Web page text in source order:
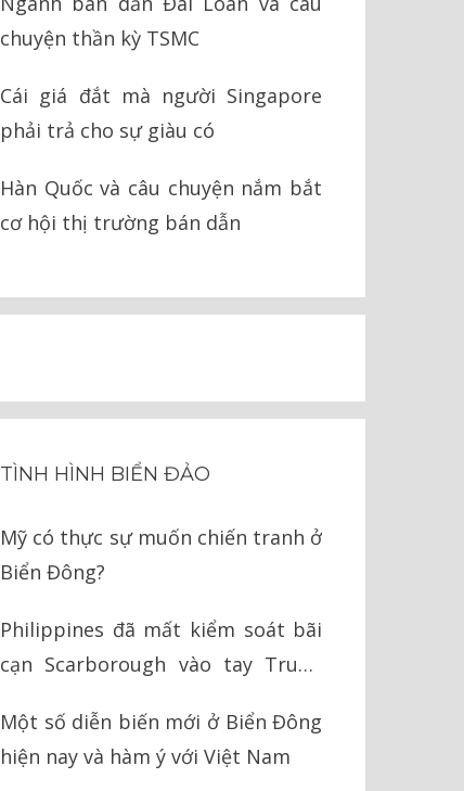
chuyện thần kỳ TSMC
Cái giá đắt mà người Singapore
phải trả cho sự giàu có
Hàn Quốc và câu chuyện nắm bắt
cơ hội thị trường bán dẫn
TÌNH HÌNH BIỂN ĐẢO
Mỹ có thực sự muốn chiến tranh ở
Biển Đông?
Philippines đã mất kiểm soát bãi
cạn Scarborough vào tay Trung
Một số diễn biến mới ở Biển Đông
hiện nay và hàm ý với Việt Nam